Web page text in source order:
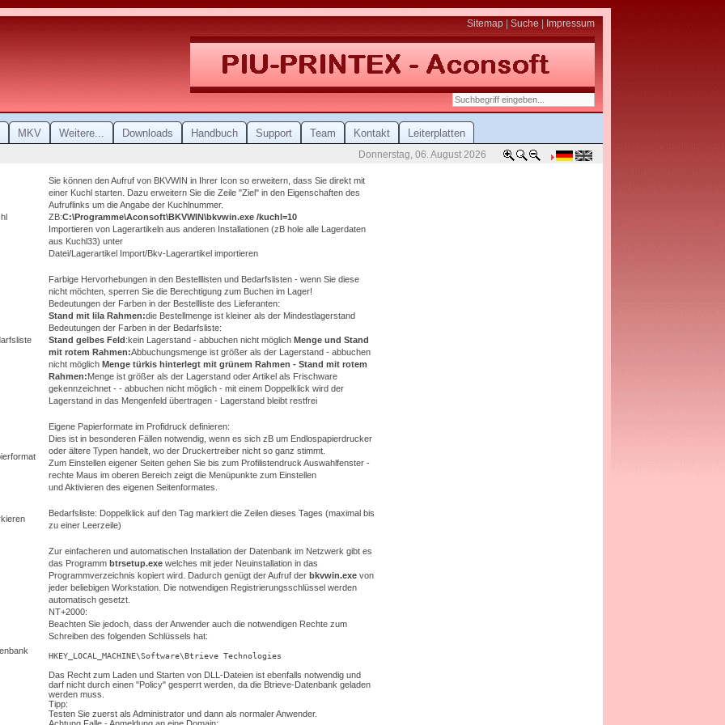
Sitemap |Suche Impressum
MKV Weitere... Downloads Handbuch Support Team Kontakt Leiterplatten
Donnerstag, 06. August 2026
Sie können den Aufruf von BKVWIN in Ihrer Icon so erweitern, dass Sie direkt mit
einer Kuchl starten. Dazu erweitern Sie die Zeile "Ziel" in den Eigenschaften des
Aufruflinks um die Angabe der Kuchlnummer.
ZB:C:\Programme\Aconsoft\BKVWIN\bkvwin.exe /kuchl=10
Importieren von Lagerartikeln aus anderen Installationen (zB hole alle Lagerdaten
aus Kuchl33) unter
Datei/Lagerartikel Import/Bkv-Lagerartikel importieren
Farbige Hervorhebungen in den Bestelllisten und Bedarfslisten - wenn Sie diese
nicht möchten, sperren Sie die Berechtigung zum Buchen im Lager!
Bedeutungen der Farben in der Bestellliste des Lieferanten:
Stand mit lila Rahmen:die Bestellmenge ist kleiner als der Mindestlagerstand
Bedeutungen der Farben in der Bedarfsliste:
Stand gelbes Feld:kein Lagerstand - abbuchen nicht möglichMenge und Stand
mit rotem Rahmen:Abbuchungsmenge ist größer als der Lagerstand - abbuchen
nicht möglichMenge türkis hinterlegt mit grünem Rahmen - Stand mit rotem
Rahmen:Menge ist größer als der Lagerstand oder Artikel als Frischware
gekennzeichnet - - abbuchen nicht möglich - mit einem Doppelklick wird der
Lagerstand in das Mengenfeld übertragen - Lagerstand bleibt restfrei
Eigene Papierformate im Profidruck definieren:
Dies ist in besonderen Fällen notwendig, wenn es sich zB um Endlospapierdrucker
oder ältere Typen handelt, wo der Druckertreiber nicht so ganz stimmt.
Zum Einstellen eigener Seiten gehen Sie bis zum Profilistendruck Auswahlfenster -
rechte Maus im oberen Bereich zeigt die Menüpunkte zum Einstellen
und Aktivieren des eigenen Seitenformates.
Bedarfsliste: Doppelklick auf den Tag markiert die Zeilen dieses Tages (maximal bis
zu einer Leerzeile)
Zur einfacheren und automatischen Installation der Datenbank im Netzwerk gibt es
das Programmbtrsetup.exe welches mit jeder Neuinstallation in das
Programmverzeichnis kopiert wird. Dadurch genügt der Aufruf derbkvwin.exe von
jeder beliebigen Workstation. Die notwendigen Registrierungsschlüssel werden
automatisch gesetzt.
NT+2000:
Beachten Sie jedoch, dass der Anwender auch die notwendigen Rechte zum
Schreiben des folgenden Schlüssels hat:
HKEY_LOCAL_MACHINE\Software\Btrieve Technologies
Das Recht zum Laden und Starten von DLL-Dateien ist ebenfalls notwendig und
darf nicht durch einen "Policy" gesperrt werden, da die Btrieve-Datenbank geladen
werden muss.
Tipp:
Testen Sie zuerst als Administrator und dann als normaler Anwender.